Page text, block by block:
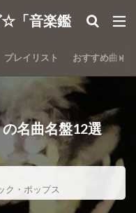
「音楽鑑
プレイリスト おすすめ曲
名曲名盤12選
ク・ポップス